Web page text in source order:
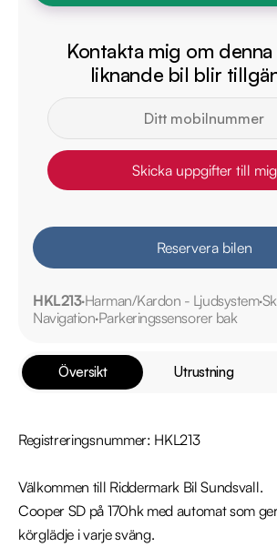
Kontakta mig om
liknande bil blir
Skicka uppgifter till mig
Reservera bilen
HKL213Harman/Kardon - Ljudsystem
NavigationParkeringssensorer bak
Översikt Utrustning
Registreringsnummer: HKL213
Välkommen till Riddermark Bil Sundsvall.
Cooper SD på 170hk med automat som
körglädje i varje sväng.